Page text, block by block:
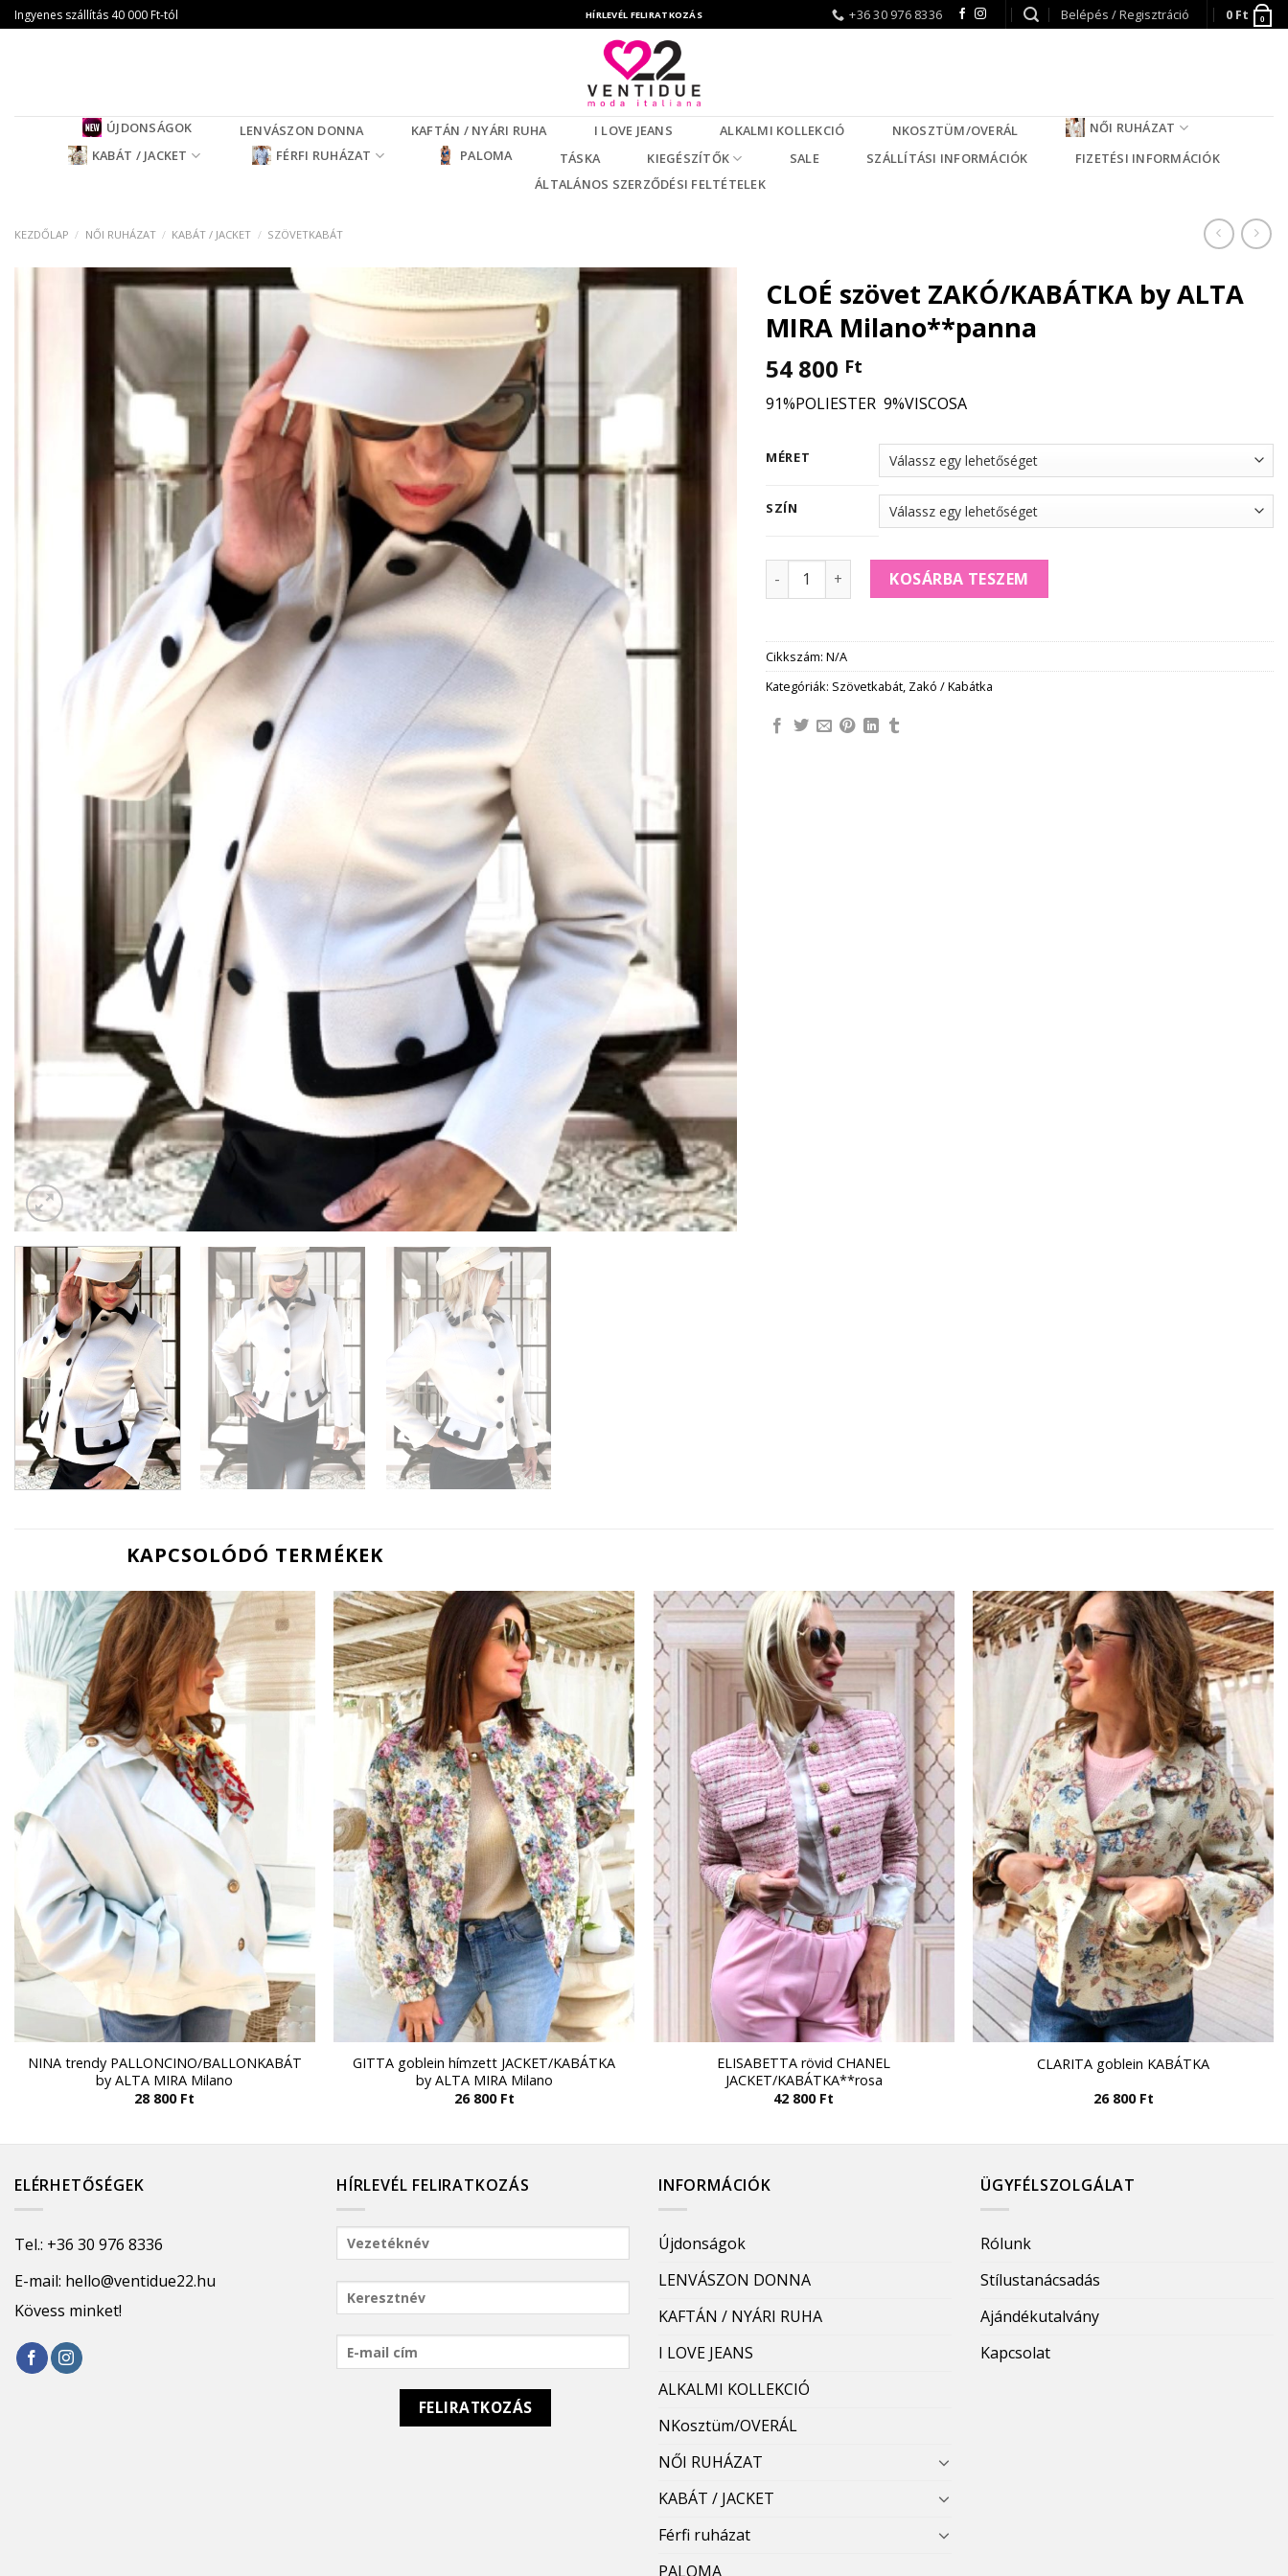
Skip
to
Ingyenes szállítás 40 000 Ft-tól HÍRLEVÉL FELIRATKOZÁS +36 30 976 8336 Belépés / Regisztráció 0 Ft 0
ÚJDONSÁGOK LENVÁSZON DONNA KAFTÁN / NYÁRI RUHA I LOVE JEANS ALKALMI KOLLEKCIÓ NKOSZTÜM/OVERÁL
NŐI RUHÁZAT
KABÁT / JACKET
FÉRFI RUHÁZAT PALOMA TÁSKA KIEGÉSZÍTŐK SALE SZÁLLÍTÁSI INFORMÁCIÓK
FIZETÉSI INFORMÁCIÓK
ÁLTALÁNOS SZERZŐDÉSI FELTÉTELEK
KEZDŐLAP / NŐI RUHÁZAT / KABÁT / JACKET / SZÖVETKABÁT
CLOÉ szövet ZAKÓ/KABÁTKA by ALTA
MIRA Milano**panna
54 800 Ft
91%POLIESTER 9%VISCOSA
MÉRET
SZÍN
CLOÉ szövet ZAKÓ/KABÁTKA by ALTA MIRA Milano**panna mennyiség
KOSÁRBA TESZEM
Cikkszám: N/A
Kategóriák: Szövetkabát, Zakó / Kabátka
KAPCSOLÓDÓ TERMÉKEK
NINA trendy PALLONCINO/BALLONKABÁT
by ALTA MIRA Milano
28 800 Ft
GITTA goblein hímzett JACKET/KABÁTKA
by ALTA MIRA Milano
26 800 Ft
ELISABETTA rövid CHANEL
JACKET/KABÁTKA**rosa
42 800 Ft
CLARITA goblein KABÁTKA
26 800 Ft
ELÉRHETŐSÉGEK
Tel.: +36 30 976 8336
E-mail: hello@ventidue22.hu
Kövess minket!
HÍRLEVÉL FELIRATKOZÁS INFORMÁCIÓK
Újdonságok
LENVÁSZON DONNA
KAFTÁN / NYÁRI RUHA
I LOVE JEANS
ALKALMI KOLLEKCIÓ
NKosztüm/OVERÁL
NŐI RUHÁZAT
KABÁT / JACKET
Férfi ruházat
PALOMA
ÜGYFÉLSZOLGÁLAT
Rólunk
Stílustanácsadás
Ajándékutalvány
Kapcsolat